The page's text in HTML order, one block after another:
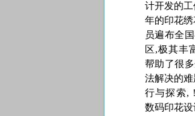
计开发的
年的印花
员遍布全
区,极其丰
帮助了很
法解决的
行与探索,
数码印花